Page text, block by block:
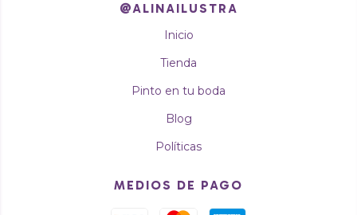
@ALINAILUSTRA
Inicio
Tienda
Pinto en tu boda
Blog
Políticas
MEDIOS DE PAGO